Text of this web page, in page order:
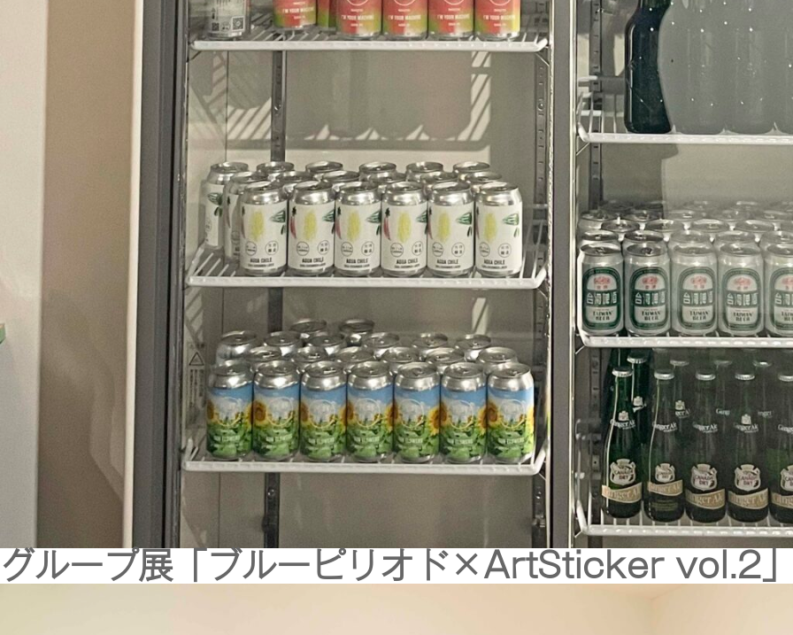
グループ展「ブルーピリオド×ArtSticker vol.2